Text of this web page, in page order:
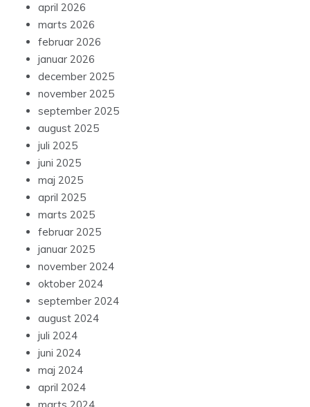
april 2026
marts 2026
februar 2026
januar 2026
december 2025
november 2025
september 2025
august 2025
juli 2025
juni 2025
maj 2025
april 2025
marts 2025
februar 2025
januar 2025
november 2024
oktober 2024
september 2024
august 2024
juli 2024
juni 2024
maj 2024
april 2024